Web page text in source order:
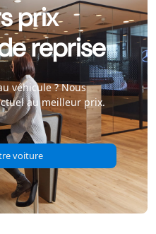
prix
reprise
véhicule ? Nous
au meilleur prix.
voiture